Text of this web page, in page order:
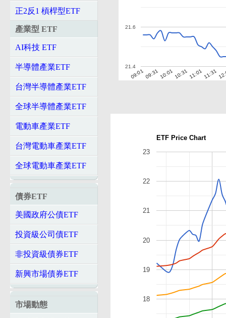
正2反1 槓桿型ETF
產業型 ETF
AI科技 ETF
半導體產業ETF
台灣半導體產業ETF
全球半導體產業ETF
電動車產業ETF
台灣電動車產業ETF
全球電動車產業ETF
債券ETF
美國政府公債ETF
投資級公司債ETF
非投資級債券ETF
新興市場債券ETF
市場動態
09:0109:3110:0110:3111:0111:31
21.4
21.6
ETF Price Chart
18
19
20
21
22
23